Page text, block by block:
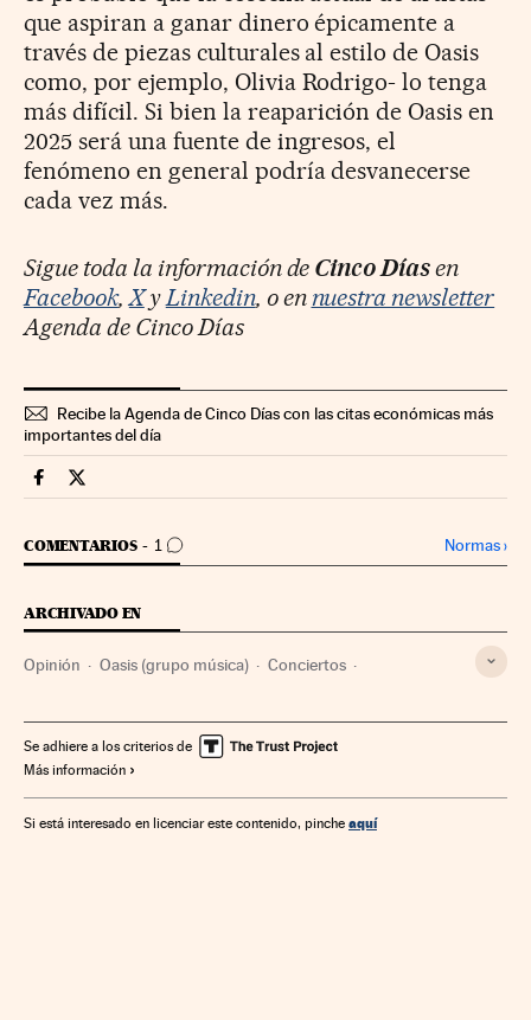
que aspiran a ganar dinero épicamente a
través de piezas culturales al estilo de Oasis
como, por ejemplo, Olivia Rodrigo- lo tenga
más difícil. Si bien la reaparición de Oasis en
2025 será una fuente de ingresos, el
fenómeno en general podría desvanecerse
cada vez más.
Sigue toda la información de Cinco Díasen
Facebook,Xy Linkedin, o en nuestra newsletter
Agenda de Cinco Días
Recibe la Agenda de Cinco Días con las citas económicas más
importantes del día
Opinion Cinco Días en Facebook
Opinion Cinco Días en Twitter
COMENTARIOS 1
IR A LOS COMENTARIOS Normas›
ARCHIVADO EN
Opinión Oasis (grupo música) Conciertos
Se adhiere a los criterios de
Más información
Si está interesado en licenciar este contenido, pinche aquí